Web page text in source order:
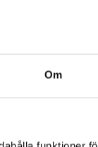
Om
BOKA EN